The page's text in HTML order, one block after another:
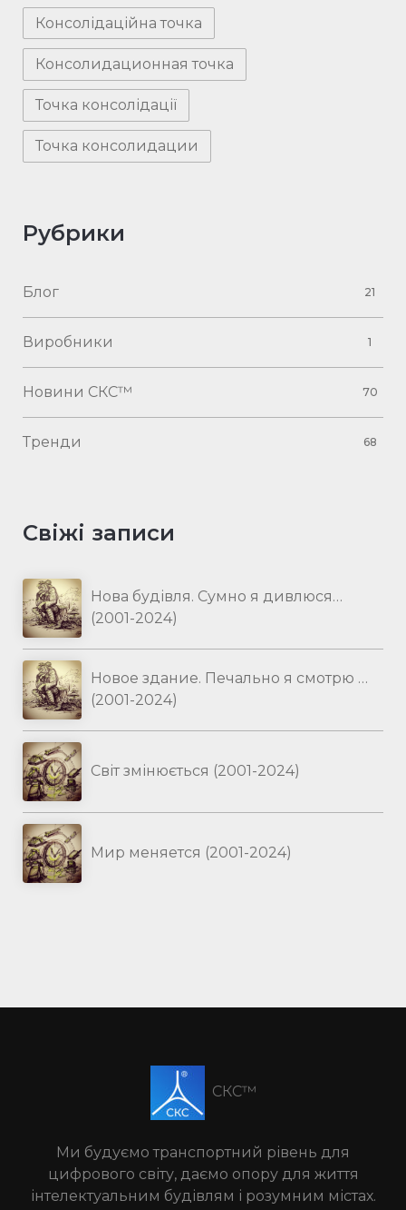
Консолідаційна точка
Консолидационная точка
Точка консолідації
Точка консолидации
Рубрики
Блог 21
Виробники 1
Новини СКС™ 70
Тренди 68
Свіжі записи
Нова будівля. Сумно я дивлюся…
(2001-2024)
Новое здание. Печально я смотрю …
(2001-2024)
Світ змінюється (2001-2024)
Мир меняется (2001-2024)
СКС™
Ми будуємо транспортний рівень для
цифрового світу, даємо опору для життя
інтелектуальним будівлям і розумним містах.